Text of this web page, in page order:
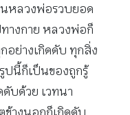
หลวงพ่อรวบยอด
างกาย หลวงพ่อก็
อย่างเกิดดับ ทุกสิ่ง
ปนี้ก็เป็นของถูกรู้
บด้วย เวทนา
ข้างนอกก็เกิดดับ